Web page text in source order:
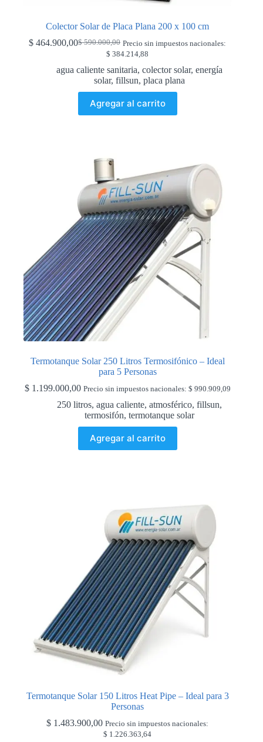
Colector Solar de Placa Plana 200 x 100 cm
$590.000,00
Original
was:
$ 590.000,00.
$ 464.900,00Current
is:
$ 464.900,00.
Precio sin impuestos nacionales:
$ 384.214,88
agua caliente sanitaria, colector solar, energía
solar, fillsun, placa plana
Agregar al carrito
Termotanque Solar 250 Litros Termosifónico – Ideal
para 5 Personas
$1.199.000,00 Precio sin impuestos nacionales: $ 990.909,09
250 litros, agua caliente, atmosférico, fillsun,
termosifón, termotanque solar
Agregar al carrito
Termotanque Solar 150 Litros Heat Pipe – Ideal para 3
Personas
$ 1.483.900,00 Precio sin impuestos nacionales:
$ 1.226.363,64